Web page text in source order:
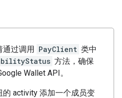
通过调用 PayClient 类中
方法，确保
Wallet API。
activity 添加一个成员变